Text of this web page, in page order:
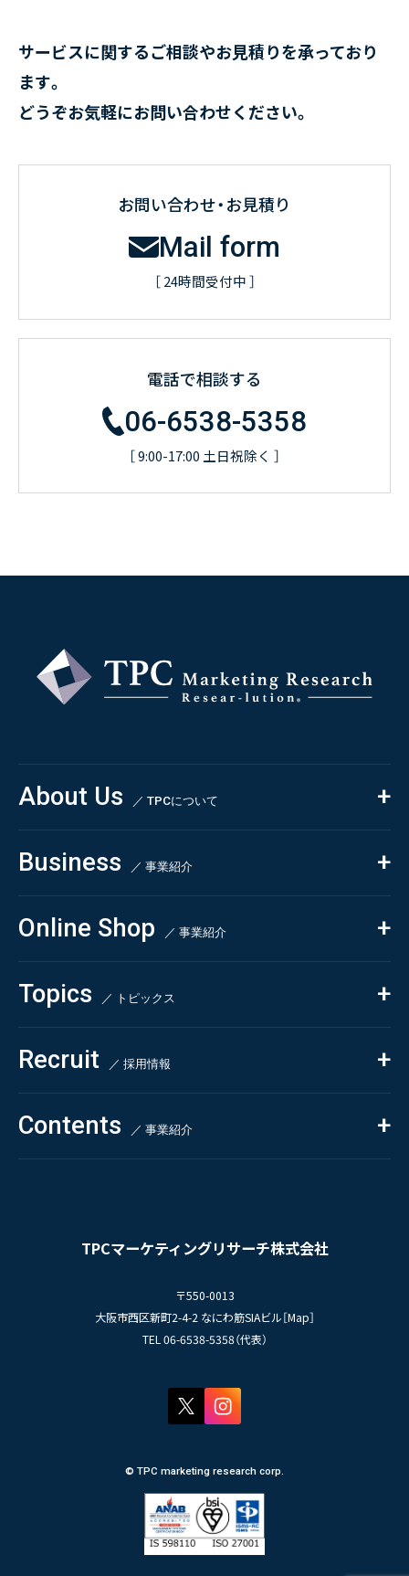
サービスに関するご相談やお見積りを承っており
ます。
どうぞお気軽にお問い合わせください。
お問い合わせ・お見積り
Mail form
［ 24時間受付中 ］
電話で相談する
06-6538-5358
［ 9:00-17:00 土日祝除く ］
TPCマーケティングリサーチ株式会社
〒550-0013
大阪市西区新町2-4-2 なにわ筋SIAビル［Map］
TEL 06-6538-5358（代表）
© TPC marketing research corp.
About Us ／ TPCについて
私たちの強み
会社概要・沿革
CSR
Business ／ 事業紹介
コンサルティング
依頼・受託調査
- 市場調査
- 競合調査
- アンケート調査
- クイックリサーチ
自主企画調査
Online Shop ／ 事業紹介
Beauty & Cosmetics
Health & Food
Pharmaceuticals & Medical
Chemical & Life Sciences
Topics ／ トピックス
ALL
お知らせ
新刊情報
掲載情報
Recruit ／ 採用情報
採用TOP
- 求める人物像
Contents ／ 事業紹介
お問い合わせ
プライバシーポリシー